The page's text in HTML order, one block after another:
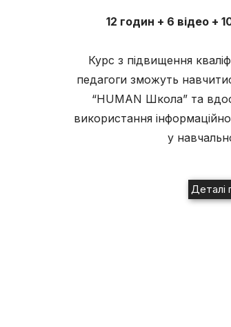
12 годин + 6 відео +
Курс з підвищення
педагоги зможуть
“HUMAN Школа” та
використання
у
Деталі